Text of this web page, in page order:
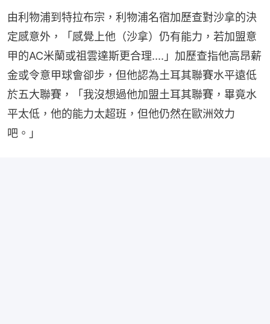
由利物浦到特拉布宗，利物浦名宿加歷查對沙拿的決
定感意外，「感覺上他（沙拿）仍有能力，若加盟意
甲的AC米蘭或祖雲達斯更合理....」加歷查指他高昂薪
金或令意甲球會卻步，但他認為土耳其聯賽水平遠低
於五大聯賽，「我沒想過他加盟土耳其聯賽，畢竟水
平太低，他的能力太超班，但他仍然在歐洲效力
吧。」